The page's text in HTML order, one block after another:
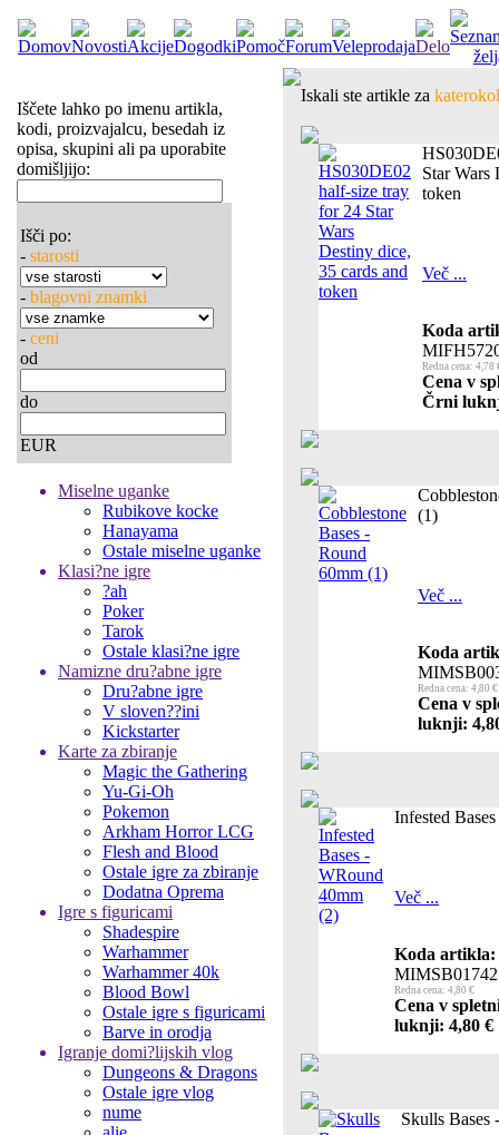
Iščete lahko po imenu artikla,
kodi, proizvajalcu, besedah iz
opisa, skupini ali pa uporabite
domišljijo:
Išči po:
- starosti
- blagovni znamki
- ceni
od
do
EUR
Miselne uganke
Rubikove kocke
Hanayama
Ostale miselne uganke
Klasi?ne igre
?ah
Poker
Tarok
Ostale klasi?ne igre
Namizne dru?abne igre
Dru?abne igre
V sloven??ini
Kickstarter
Karte za zbiranje
Magic the Gathering
Yu-Gi-Oh
Pokemon
Arkham Horror LCG
Flesh and Blood
Ostale igre za zbiranje
Dodatna Oprema
Igre s figuricami
Shadespire
Warhammer
Warhammer 40k
Blood Bowl
Ostale igre s figuricami
Barve in orodja
Igranje domi?lijskih vlog
Dungeons & Dragons
Ostale igre vlog
nume
Iskali ste artikle za
Star Wars
token
Več ...
Koda
Redna cena: 4,78
Cena v
Črni
(1)
Več ...
Koda
Redna cena: 4,80 €
Cena v
luknji:
Infested
Več ...
Koda artikla:
MIMSB01742
Redna cena: 4,80 €
Cena v
luknji: 4,80 €
Skulls Bases